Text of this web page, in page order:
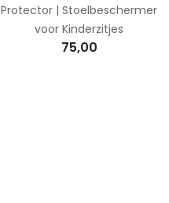
Protector | Stoelbeschermer
voor Kinderzitjes
75,00